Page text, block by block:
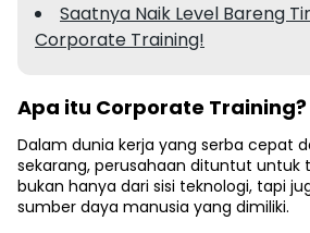
Saatnya Naik Level Bareng
Corporate Training!
Apa itu Corporate Training?
Dalam dunia kerja yang serba cepat
sekarang, perusahaan dituntut untuk
bukan hanya dari sisi teknologi, tapi
sumber daya manusia yang dimiliki.